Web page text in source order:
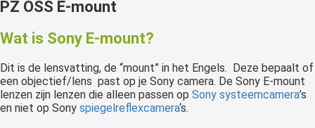
Wat is Sony E-mount?
Dit is de lensvatting, de “mount” in het Engels. Deze bepaalt of
een objectief/lens past op je Sony camera. De Sony E-mount
lenzen zijn lenzen die alleen passen op Sony systeemcamera’s
en niet op Sony spiegelreflexcamera‘s.